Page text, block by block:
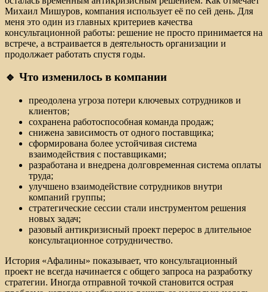
Михаил Мишуров, компания использует её по сей день. Для
меня это один из главных критериев качества
консультационной работы: решение не просто принимается на
встрече, а встраивается в деятельность организации и
продолжает работать спустя годы.
🔹 Что изменилось в компании
преодолена угроза потери ключевых сотрудников и
клиентов;
сохранена работоспособная команда продаж;
снижена зависимость от одного поставщика;
сформирована более устойчивая система
взаимодействия с поставщиками;
разработана и внедрена долговременная система оплаты
труда;
улучшено взаимодействие сотрудников внутри
компаний группы;
стратегические сессии стали инструментом решения
новых задач;
разовый антикризисный проект перерос в длительное
консультационное сотрудничество.
История «Афалины» показывает, что консультационный
проект не всегда начинается с общего запроса на разработку
стратегии. Иногда отправной точкой становится острая